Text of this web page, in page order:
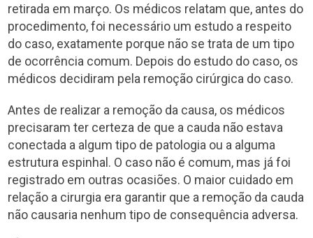
retirada em março. Os médicos relatam que, antes do
procedimento, foi necessário um estudo a respeito
do caso, exatamente porque não se trata de um tipo
de ocorrência comum. Depois do estudo do caso, os
médicos decidiram pela remoção cirúrgica do caso.
Antes de realizar a remoção da causa, os médicos
precisaram ter certeza de que a cauda não estava
conectada a algum tipo de patologia ou a alguma
estrutura espinhal. O caso não é comum, mas já foi
registrado em outras ocasiões. O maior cuidado em
relação a cirurgia era garantir que a remoção da cauda
não causaria nenhum tipo de consequência adversa.